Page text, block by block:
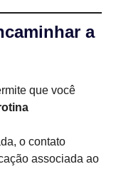
a
que você
o contato
associada ao